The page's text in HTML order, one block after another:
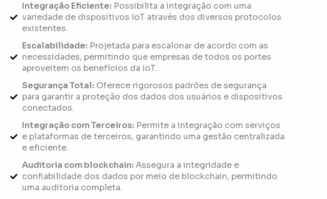
Integração Eficiente:Possibilita a integração com uma
variedade de dispositivos IoT através dos diversos protocolos
existentes.
Escalabilidade:Projetada para escalonar de acordo com as
necessidades, permitindo que empresas de todos os portes
aproveitem os benefícios da IoT.
Segurança Total:Oferece rigorosos padrões de segurança
para garantir a proteção dos dados dos usuários e dispositivos
conectados.
Integração com Terceiros:Permite a integração com serviços
e plataformas de terceiros, garantindo uma gestão centralizada
e eficiente.
Auditoria com blockchain:Assegura a integridade e
confiabilidade dos dados por meio de blockchain, permitindo
uma auditoria completa.